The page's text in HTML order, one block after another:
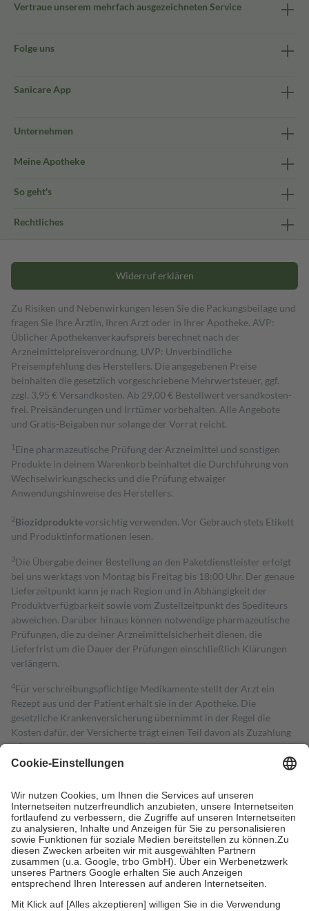
Vertraue unserem mehrfach ausgezeichneten Service
Folge uns
Sanicare App
Unternehmen
Meine Apotheke
So geht's
Rechtliches
Widerruf erklären
Zu Risiken und Nebenwirkungen lesen Sie die Packungsbeilage und
fragen Sie Ihre Ärztin, Ihren Arzt oder in Ihrer Apotheke. AVP:
Üblicher Apothekenverkaufspreis berechnet nach der
Arzneimittelpreisverordnung. UVP: Unverbindliche
Preisempfehlung des Herstellers. Die angegebenen Preise
beinhalten die gesetzlich vorgeschriebene Mehrwertsteuer, ggf.
zzgl. 3,95 € Versandkosten. Ab 29,00 € Bestell­wert versand­kosten­
frei. Preisänderungen und Irrtümer vorbehalten. Alle Angebote
und Gratis-Beigaben nur solange der Vorrat reicht.
1 Eine pharmazeutische Prüfung der Arzneimittel und sonstigen
Produkte in deinem Warenkorb beinhaltet die Durchführung von
Wechselwirkungschecks und die Prüfung etwaiger
Anwendungshinweise des Herstellers.
2Biozidproduktevorsichtig verwenden. Vor Gebrauch stets Etikett
und Produktinformationen lesen.
3Die Übergabe deiner Bestellung an den Paketdienstleister erfolgt
bei uns werktags von Montag bis Freitag bis 18:00 Uhr. Der genaue
Lieferzeitpunkt kann je nach Region und in Abhängigkeit der
Produktverfügbarkeit sowie vom Zustellzeitpunkt des Spediteurs
abweichen. Darüber hinaus können notwendige pharmazeutische
Prüfungen, die zu deiner Arzneimittelsicherheit dienen, die
Lieferfrist um die Dauer der Prüfungen einschließlich Klärungen
verlängern.
4Für verschreibungspflichtige Medikamente stellt der Arzt ein
Rezept aus und der Patient erhält sie in der Apotheke. Die
gesetzliche Krankenversicherung übernimmt in der Regel die
Kosten dafür, der Versicherte trägt einen Teil davon als Zuzahlung
mit.
Grundsätzlich leisten Mitglieder Zuzahlungen in Höhe von zehn
höchstens zehn Euro.
Es sind jedoch nie mehr als die tatsächlichen
Kosten der Leistung zu entrichten.
Diese Regeln gelten grundsätzlich auch für Online-Apotheken.
Bei Heilmitteln und häuslicher Krankenpflege beträgt die
Zuzahlung zehn Prozent der Kosten sowie zehn Euro je
Verordnung.
Um das Engagement der Versicherten für ihre eigene Gesundheit zu
stärken und die besondere Stellung der Familie zu unterstützen,
fallenkeine Zuzahlungenan bei: